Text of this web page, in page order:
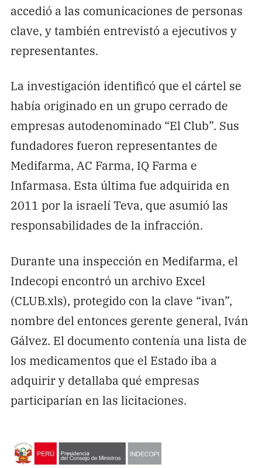
accedió a las comunicaciones de personas
clave, y también entrevistó a ejecutivos y
representantes.
La investigación identificó que el cártel se
había originado en un grupo cerrado de
empresas autodenominado “El Club”. Sus
fundadores fueron representantes de
Medifarma, AC Farma, IQ Farma e
Infarmasa. Esta última fue adquirida en
2011 por la israelí Teva, que asumió las
responsabilidades de la infracción.
Durante una inspección en Medifarma, el
Indecopi encontró un archivo Excel
(CLUB.xls), protegido con la clave “ivan”,
nombre del entonces gerente general, Iván
Gálvez. El documento contenía una lista de
los medicamentos que el Estado iba a
adquirir y detallaba qué empresas
participarían en las licitaciones.